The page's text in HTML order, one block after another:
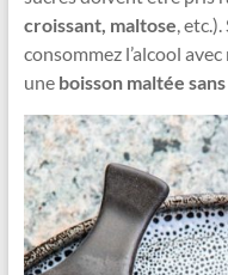
croissant, maltose ,
consommez l’alcool
une boisson maltée